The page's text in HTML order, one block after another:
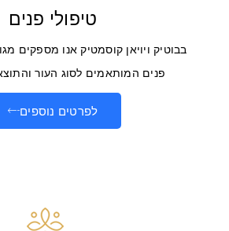
טיפולי פנים
בבוטיק ויויאן קוסמטיק אנו מספקים
פנים המותאמים לסוג העור
לפרטים נוספים